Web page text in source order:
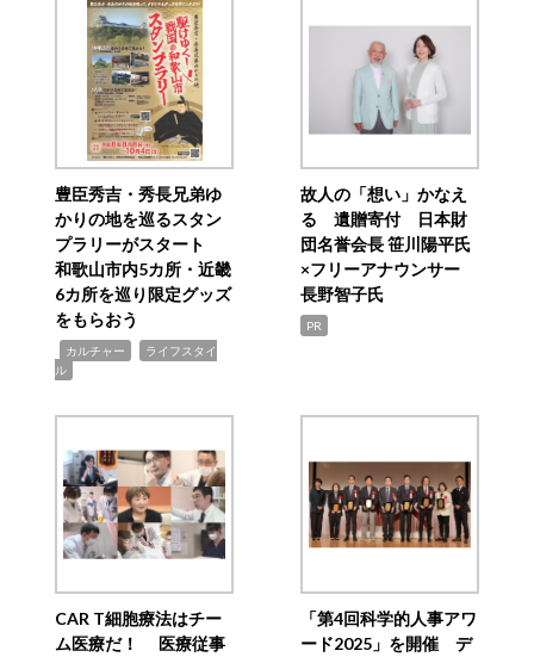
豊臣秀吉・秀長兄弟ゆ
かりの地を巡るスタン
プラリーがスタート
和歌山市内5カ所・近畿
6カ所を巡り限定グッズ
をもらおう
カルチャー
ライフスタイ
ル
故人の「想い」かなえ
る 遺贈寄付 日本財
団名誉会長 笹川陽平氏
×フリーアナウンサー
長野智子氏
PR
CAR T細胞療法はチー
ム医療だ！ 医療従事
「第4回科学的人事アワ
ード2025」を開催 デ